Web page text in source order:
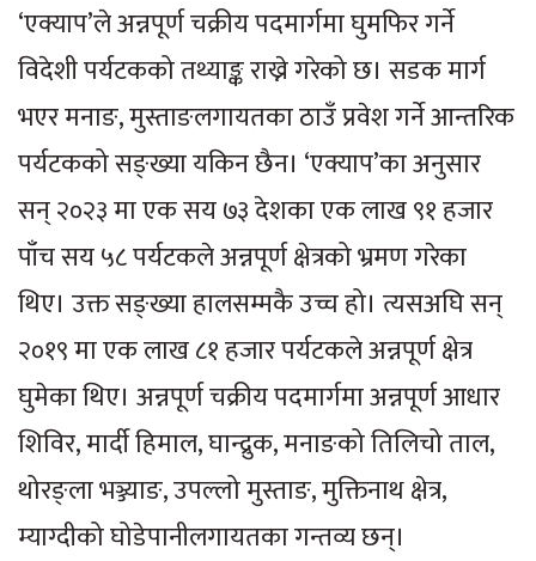
‘एक्याप’ले अन्नपूर्ण चक्रीय पदमार्गमा घुमफिर गर्ने
विदेशी पर्यटकको तथ्याङ्क राख्ने गरेको छ। सडक मार्ग
भएर मनाङ, मुस्ताङलगायतका ठाउँ प्रवेश गर्ने आन्तरिक
पर्यटकको सङ्ख्या यकिन छैन। ‘एक्याप’का अनुसार
सन् २०२३ मा एक सय ७३ देशका एक लाख ९१ हजार
पाँच सय ५८ पर्यटकले अन्नपूर्ण क्षेत्रको भ्रमण गरेका
थिए। उक्त सङ्ख्या हालसम्मकै उच्च हो। त्यसअघि सन्
२०१९ मा एक लाख ८१ हजार पर्यटकले अन्नपूर्ण क्षेत्र
घुमेका थिए। अन्नपूर्ण चक्रीय पदमार्गमा अन्नपूर्ण आधार
शिविर, मार्दी हिमाल, घान्द्रुक, मनाङको तिलिचो ताल,
थोरङ्ला भञ्ज्याङ, उपल्लो मुस्ताङ, मुक्तिनाथ क्षेत्र,
म्याग्दीको घोडेपानीलगायतका गन्तव्य छन्।